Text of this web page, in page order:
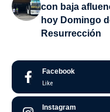
con baja
hoy Domingo
Resurrección
Facebook
Like
Instagram